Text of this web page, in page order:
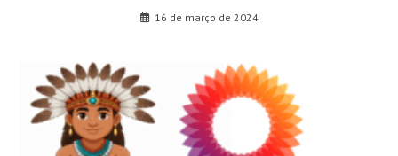
16 de março de 2024